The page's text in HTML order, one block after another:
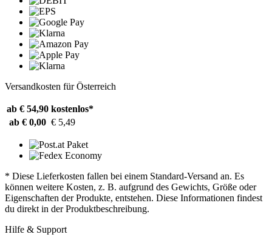
Versandkosten für Österreich
ab € 54,90 kostenlos*
ab € 0,00 € 5,49
* Diese Lieferkosten fallen bei einem Standard-Versand an. Es
können weitere Kosten, z. B. aufgrund des Gewichts, Größe oder
Eigenschaften der Produkte, entstehen. Diese Informationen findest
du direkt in der Produktbeschreibung.
Hilfe & Support